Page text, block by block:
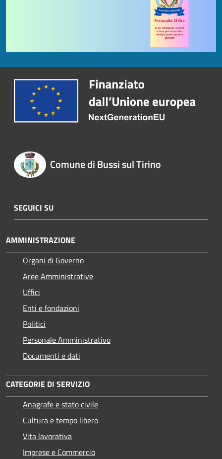
Comune di Bussi sul Tirino
SEGUICI SU
AMMINISTRAZIONE
Organi di Governo
Aree Amministrative
Uffici
Enti e fondazioni
Politici
Personale Amministrativo
Documenti e dati
CATEGORIE DI SERVIZIO
Anagrafe e stato civile
Cultura e tempo libero
Vita lavorativa
Imprese e Commercio